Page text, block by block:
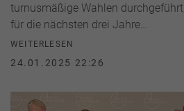
turnusmäßige Wahlen
für die nächsten drei Jahre…
WEITERLESEN
24.01.2025 22:26